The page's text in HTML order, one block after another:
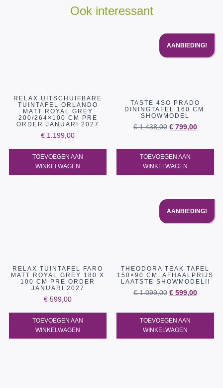
Ook interessant
RELAX UITSCHUIFBARE
TUINTAFEL ORLANDO
MATT ROYAL GREY
200/264×100 CM PRE
ORDER JANUARI 2027
€ 1.199,00
TOEVOEGEN AAN
WINKELWAGEN
AANBIEDING!
TASTE 4SO PRADO
DININGTAFEL 160 CM.
SHOWMODEL
€1.438,00 € 799,00
TOEVOEGEN AAN
WINKELWAGEN
RELAX TUINTAFEL FARO
MATT ROYAL GREY 180 X
100 CM PRE ORDER
JANUARI 2027
€ 599,00
TOEVOEGEN AAN
WINKELWAGEN
AANBIEDING!
THEODORA TEAK TAFEL
150×90 CM. AFHAALPRIJS
LAATSTE SHOWMODEL!!
€1.099,00 € 599,00
TOEVOEGEN AAN
WINKELWAGEN